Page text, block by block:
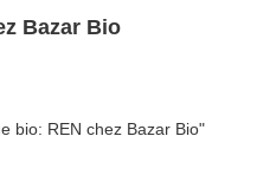
Bazar Bio